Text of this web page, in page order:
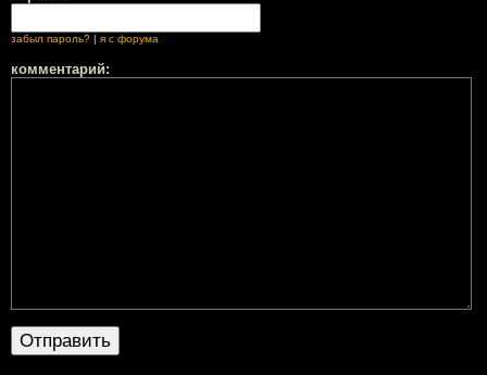
забыл пароль? | я с форума
комментарий: